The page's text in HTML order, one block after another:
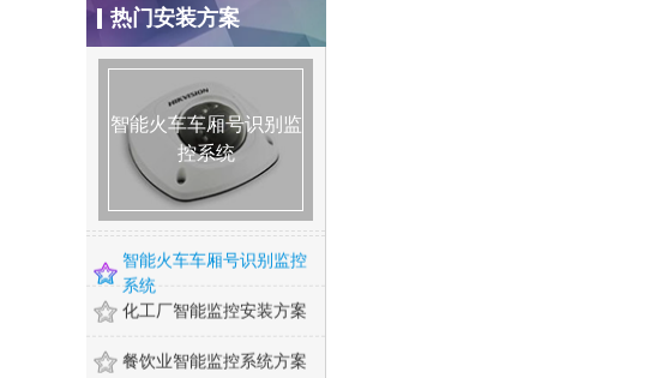
热门安装方案
智能火车车厢号识别监
控系统
智能火车车厢号识别监
控系统
智能火车车厢号识别监
控系统
仓库安防监控安装方案
别墅监控安装方案
连锁店监控安装方案
智能火焰识别监控方案
智能河道监控系统方案
智能火车车厢号识别监控
系统
化工厂智能监控安装方案
餐饮业智能监控系统方案